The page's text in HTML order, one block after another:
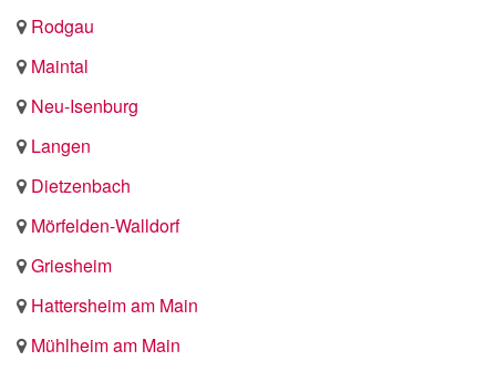
Rodgau
Maintal
Neu-Isenburg
Langen
Dietzenbach
Mörfelden-Walldorf
Griesheim
Hattersheim am Main
Mühlheim am Main